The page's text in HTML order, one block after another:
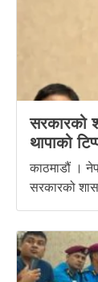
सरकारको
थापाको
काठमाडौं ।
सरकारको